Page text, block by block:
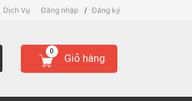
Đăng nhập / Đăng ký
Dịch Vụ
Giỏ hàng
0